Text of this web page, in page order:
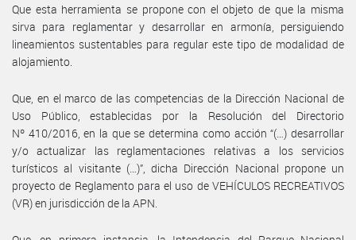
Que esta herramienta se propone con el objeto de que la misma
sirva para reglamentar y desarrollar en armonía, persiguiendo
lineamientos sustentables para regular este tipo de modalidad de
alojamiento.
Que, en el marco de las competencias de la Dirección Nacional de
Uso Público, establecidas por la Resolución del Directorio
Nº 410/2016, en la que se determina como acción “(…) desarrollar
y/o actualizar las reglamentaciones relativas a los servicios
turísticos al visitante (…)”, dicha Dirección Nacional propone un
proyecto de Reglamento para el uso de VEHÍCULOS RECREATIVOS
(VR) en jurisdicción de la APN.